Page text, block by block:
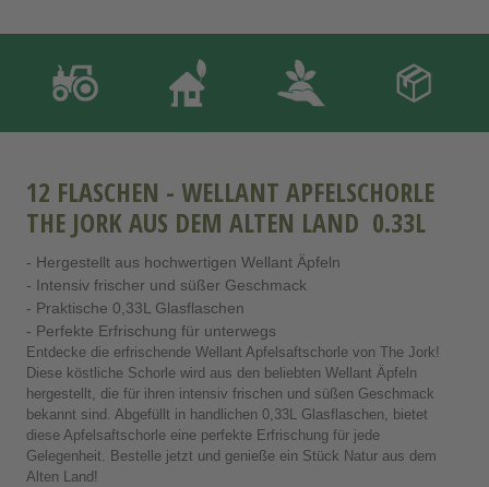
12 FLASCHEN - WELLANT APFELSCHORLE
THE JORK AUS DEM ALTEN LAND 0.33L
- Hergestellt aus hochwertigen Wellant Äpfeln
- Intensiv frischer und süßer Geschmack
- Praktische 0,33L Glasflaschen
- Perfekte Erfrischung für unterwegs
Entdecke die erfrischende Wellant Apfelsaftschorle von The Jork!
Diese köstliche Schorle wird aus den beliebten Wellant Äpfeln
hergestellt, die für ihren intensiv frischen und süßen Geschmack
bekannt sind. Abgefüllt in handlichen 0,33L Glasflaschen, bietet
diese Apfelsaftschorle eine perfekte Erfrischung für jede
Gelegenheit. Bestelle jetzt und genieße ein Stück Natur aus dem
Alten Land!